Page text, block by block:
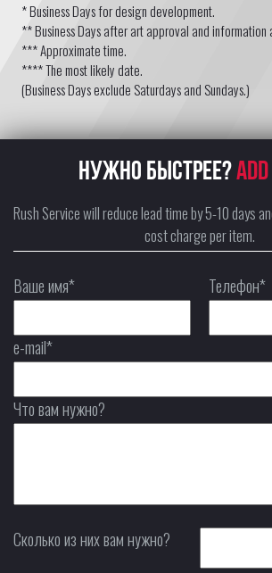
* Business Days for design development.
** Business Days after art approval and information
*** Approximate time.
**** The most likely date.
(Business Days exclude Saturdays and Sundays.)
НУЖНО БЫСТРЕЕ?
Rush Service will reduce lead time by 5-10 days
cost charge per item.
Ваше имя* Телефон*
e-mail*
Что вам нужно?
Сколько из них вам нужно?